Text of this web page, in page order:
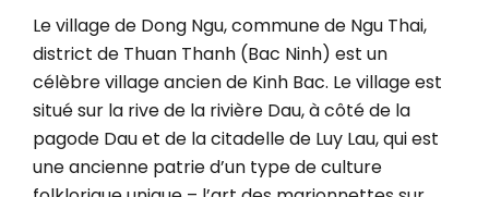
Le village de Dong Ngu, commune de Ngu Thai,
district de Thuan Thanh (Bac Ninh) est un
célèbre village ancien de Kinh Bac. Le village est
situé sur la rive de la rivière Dau, à côté de la
pagode Dau et de la citadelle de Luy Lau, qui est
une ancienne patrie d’un type de culture